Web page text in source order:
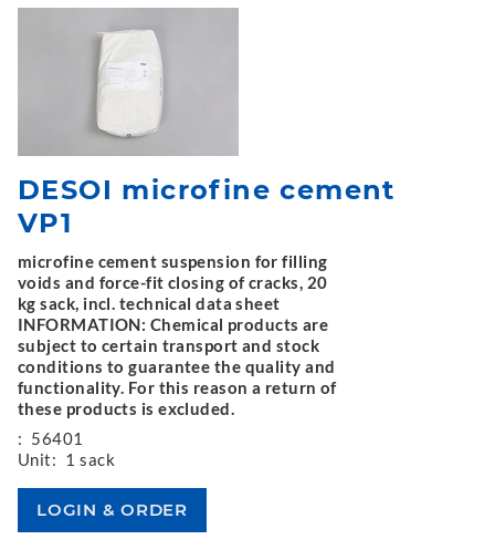
DESOI microfine cement
VP1
microfine cement suspension for filling
voids and force-fit closing of cracks, 20
kg sack, incl. technical data sheet
INFORMATION: Chemical products are
subject to certain transport and stock
conditions to guarantee the quality and
functionality. For this reason a return of
these products is excluded.
: 56401
Unit: 1 sack